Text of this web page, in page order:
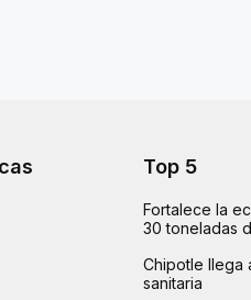
Top 5
Fortalece la
30 toneladas
Chipotle llega
sanitaria